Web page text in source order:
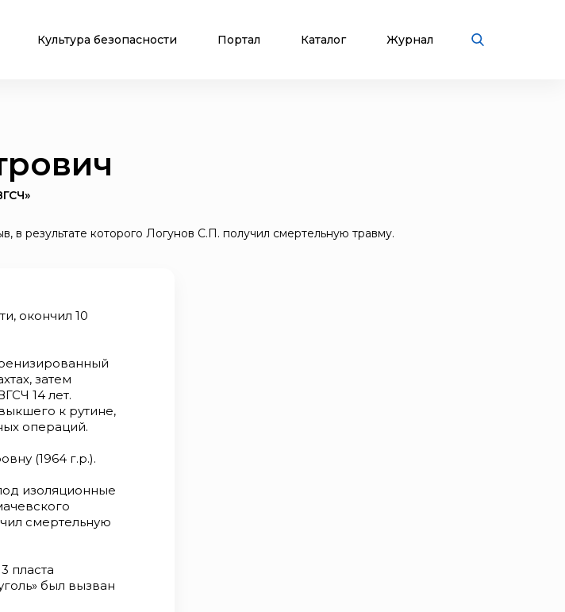
Культура безопасности Портал Каталог Журнал
результате которого Логунов С.П. получил смертельную травму.
окончил 10
затем
14 лет.
к рутине,
операций.
(1964 г.р.).
изоляционные
смертельную
пласта
был вызван